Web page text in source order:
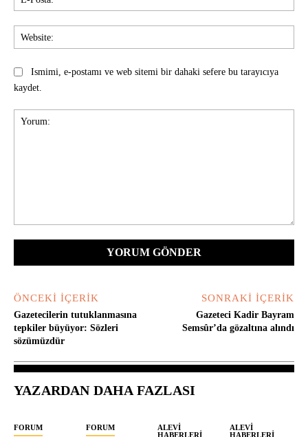
Ismimi, e-postamı ve web sitemi bir dahaki sefere bu tarayıcıya
kaydet.
ÖNCEKI İÇERIK
Gazetecilerin tutuklanmasına
tepkiler büyüyor: Sözleri
sözümüzdür
SONRAKI İÇERIK
Gazeteci Kadir Bayram
Semsûr’da gözaltına alındı
YAZARDAN DAHA FAZLASI
FORUM FORUM
ALEVI
HABERLERI
ALEVI
HABERLERI